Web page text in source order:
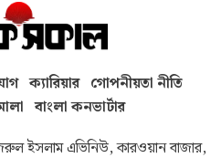
ক্যারিয়ার গোপনীয়তা নীতি
বাংলা কনভার্টার
ইসলাম এভিনিউ, কারওয়ান বাজার,